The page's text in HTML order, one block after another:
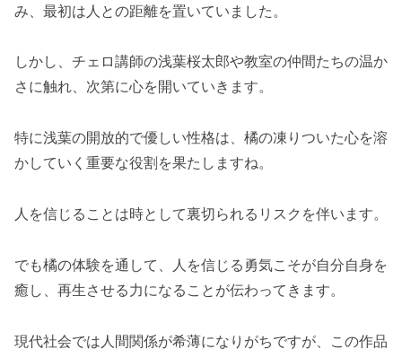
み、最初は人との距離を置いていました。
しかし、チェロ講師の浅葉桜太郎や教室の仲間たちの温か
さに触れ、次第に心を開いていきます。
特に浅葉の開放的で優しい性格は、橘の凍りついた心を溶
かしていく重要な役割を果たしますね。
人を信じることは時として裏切られるリスクを伴います。
でも橘の体験を通して、人を信じる勇気こそが自分自身を
癒し、再生させる力になることが伝わってきます。
現代社会では人間関係が希薄になりがちですが、この作品